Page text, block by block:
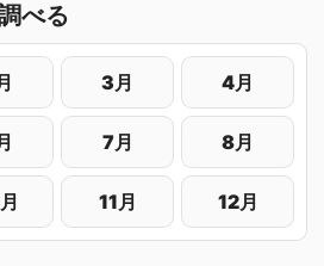
べる
3月 4月
7月 8月
11月 12月